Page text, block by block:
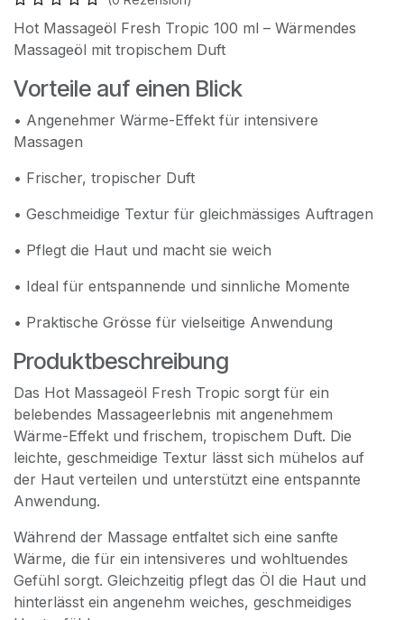
Hot Massageöl Fresh Tropic 100 ml – Wärmendes
Massageöl mit tropischem Duft
Vorteile auf einen Blick
• Angenehmer Wärme-Effekt für intensivere
Massagen
• Frischer, tropischer Duft
• Geschmeidige Textur für gleichmässiges Auftragen
• Pflegt die Haut und macht sie weich
• Ideal für entspannende und sinnliche Momente
• Praktische Grösse für vielseitige Anwendung
Produktbeschreibung
Das Hot Massageöl Fresh Tropic sorgt für ein
belebendes Massageerlebnis mit angenehmem
Wärme-Effekt und frischem, tropischem Duft. Die
leichte, geschmeidige Textur lässt sich mühelos auf
der Haut verteilen und unterstützt eine entspannte
Anwendung.
Während der Massage entfaltet sich eine sanfte
Wärme, die für ein intensiveres und wohltuendes
Gefühl sorgt. Gleichzeitig pflegt das Öl die Haut und
hinterlässt ein angenehm weiches, geschmeidiges